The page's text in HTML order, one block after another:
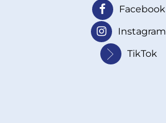
Facebook
Instagram
TikTok